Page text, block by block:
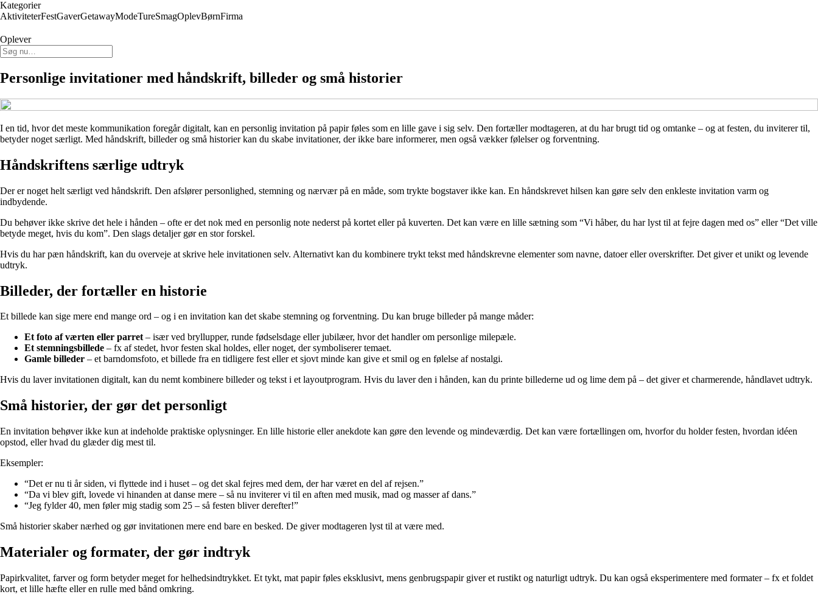
Kategorier
AktiviteterFestGaverGetawayModeTureSmagOplevBørnFirma
Oplever
Personlige invitationer med håndskrift, billeder og små historier
I en tid, hvor det meste kommunikation foregår digitalt, kan en personlig invitation på papir føles som en lille gave i sig selv. Den fortæller modtageren, at du har brugt tid og omtanke – og at festen, du inviterer til,
betyder noget særligt. Med håndskrift, billeder og små historier kan du skabe invitationer, der ikke bare informerer, men også vækker følelser og forventning.
Håndskriftens særlige udtryk
Der er noget helt særligt ved håndskrift. Den afslører personlighed, stemning og nærvær på en måde, som trykte bogstaver ikke kan. En håndskrevet hilsen kan gøre selv den enkleste invitation varm og
indbydende.
Du behøver ikke skrive det hele i hånden – ofte er det nok med en personlig note nederst på kortet eller på kuverten. Det kan være en lille sætning som “Vi håber, du har lyst til at fejre dagen med os” eller “Det ville
betyde meget, hvis du kom”. Den slags detaljer gør en stor forskel.
Hvis du har pæn håndskrift, kan du overveje at skrive hele invitationen selv. Alternativt kan du kombinere trykt tekst med håndskrevne elementer som navne, datoer eller overskrifter. Det giver et unikt og levende
udtryk.
Billeder, der fortæller en historie
Et billede kan sige mere end mange ord – og i en invitation kan det skabe stemning og forventning. Du kan bruge billeder på mange måder:
Et foto af værten eller parret– især ved bryllupper, runde fødselsdage eller jubilæer, hvor det handler om personlige milepæle.
Et stemningsbillede – fx af stedet, hvor festen skal holdes, eller noget, der symboliserer temaet.
Gamle billeder – et barndomsfoto, et billede fra en tidligere fest eller et sjovt minde kan give et smil og en følelse af nostalgi.
Hvis du laver invitationen digitalt, kan du nemt kombinere billeder og tekst i et layoutprogram. Hvis du laver den i hånden, kan du printe billederne ud og lime dem på – det giver et charmerende, håndlavet udtryk.
Små historier, der gør det personligt
En invitation behøver ikke kun at indeholde praktiske oplysninger. En lille historie eller anekdote kan gøre den levende og mindeværdig. Det kan være fortællingen om, hvorfor du holder festen, hvordan idéen
opstod, eller hvad du glæder dig mest til.
Eksempler:
“Det er nu ti år siden, vi flyttede ind i huset – og det skal fejres med dem, der har været en del af rejsen.”
“Da vi blev gift, lovede vi hinanden at danse mere – så nu inviterer vi til en aften med musik, mad og masser af dans.”
“Jeg fylder 40, men føler mig stadig som 25 – så festen bliver derefter!”
Små historier skaber nærhed og gør invitationen mere end bare en besked. De giver modtageren lyst til at være med.
Materialer og formater, der gør indtryk
Papirkvalitet, farver og form betyder meget for helhedsindtrykket. Et tykt, mat papir føles eksklusivt, mens genbrugspapir giver et rustikt og naturligt udtryk. Du kan også eksperimentere med formater – fx et foldet
kort, et lille hæfte eller en rulle med bånd omkring.